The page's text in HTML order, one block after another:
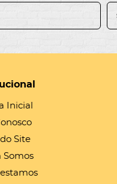
Inicial
Site
Somos